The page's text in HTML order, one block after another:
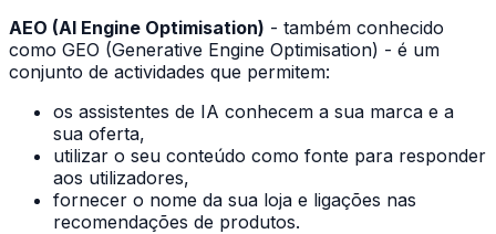
AEO (AI Engine Optimisation) - também conhecido
como GEO (Generative Engine Optimisation) - é um
conjunto de actividades que permitem:
os assistentes de IA conhecem a sua marca e a
sua oferta,
utilizar o seu conteúdo como fonte para responder
aos utilizadores,
fornecer o nome da sua loja e ligações nas
recomendações de produtos.